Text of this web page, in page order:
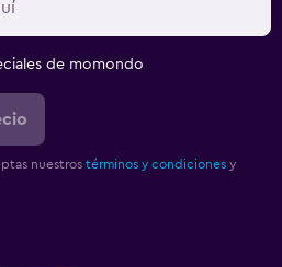
de momondo
nuestros términos y condiciones y